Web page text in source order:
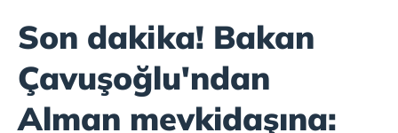
Son dakika! Bakan
Çavuşoğlu'ndan
Alman mevkidaşına: